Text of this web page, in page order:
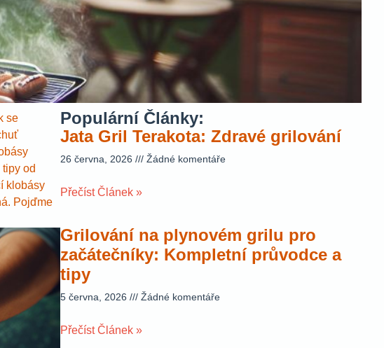
se
od
klobásy
Pojďme
Populární Články:
Jata Gril Terakota: Zdravé grilování
26 června, 2026 Žádné komentáře
Přečíst Článek »
Grilování na plynovém grilu pro
začátečníky: Kompletní průvodce a
tipy
5 června, 2026 Žádné komentáře
Přečíst Článek »